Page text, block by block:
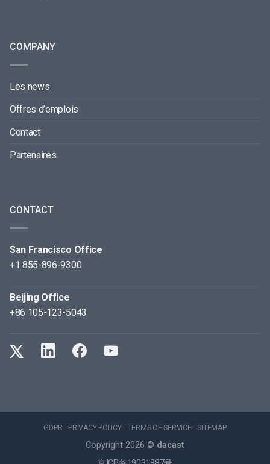
COMPANY
Les news
Offres d’emplois
Contact
Partenaires
CONTACT
San Francisco Office
+1 855-896-9300
Beijing Office
+86 105-123-5043
GDPR PRIVACY POLICY TERMS OF SERVICE SITEMAP
Copyright 2026 © dacast